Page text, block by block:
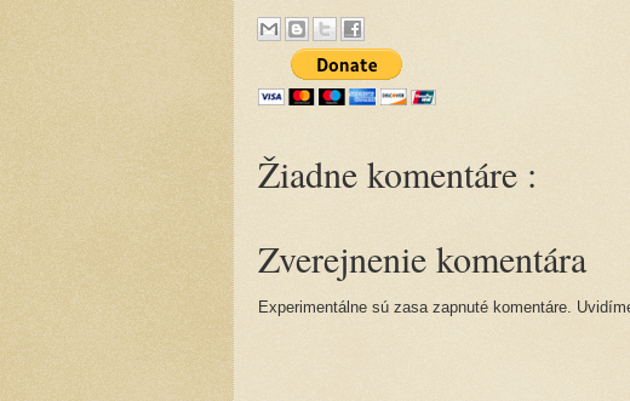
Žiadne komentáre :
Zverejnenie komentára
Experimentálne sú zasa zapnuté komentáre.